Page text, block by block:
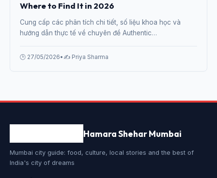
Where to Find It in 2026
Cung cấp các phân tích chi tiết, số liệu khoa học và
hướng dẫn thực tế về chuyên đề Authentic
từ chuyên gia.
🕒 27/05/2026• ✍️ Priya Sharma
Hamara Shehar Mumbai
Mumbai city guide: food, culture, local stories and the best of
India's city of dreams